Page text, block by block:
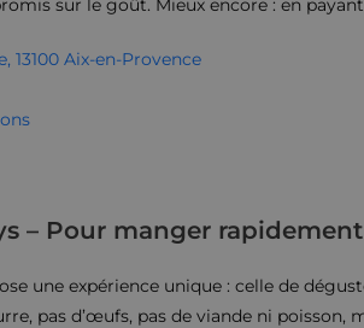
sur le goût. Mieux encore : en
13100 Aix-en-Provence
– Pour manger
une expérience unique : celle de
pas d’œufs, pas de viande ni